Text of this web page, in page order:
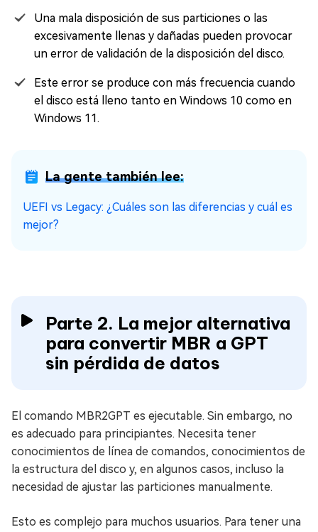
Una mala disposición de sus particiones o las
excesivamente llenas y dañadas pueden provocar
un error de validación de la disposición del disco.
Este error se produce con más frecuencia cuando
el disco está lleno tanto en Windows 10 como en
Windows 11.
La gente también lee:
UEFI vs Legacy: ¿Cuáles son las diferencias y cuál es
mejor?
Parte 2. La mejor alternativa
para convertir MBR a GPT
sin pérdida de datos
El comando MBR2GPT es ejecutable. Sin embargo, no
es adecuado para principiantes. Necesita tener
conocimientos de línea de comandos, conocimientos de
la estructura del disco y, en algunos casos, incluso la
necesidad de ajustar las particiones manualmente.
Esto es complejo para muchos usuarios. Para tener una